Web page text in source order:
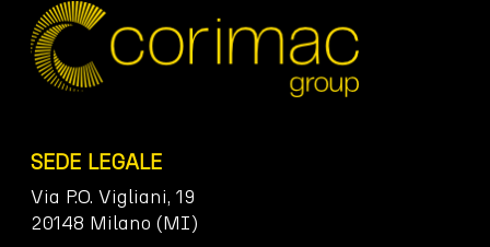
SEDE LEGALE
Via P.O. Vigliani, 19
20148 Milano (MI)